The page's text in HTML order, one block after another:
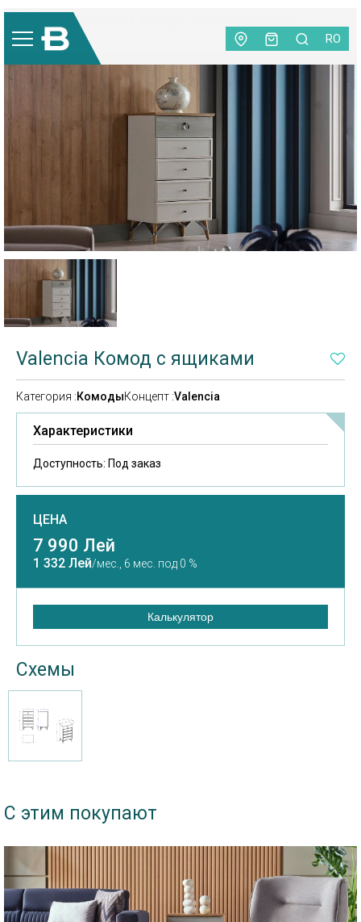
RO
Спальня
ящиками
Valencia Комод с ящиками
Категория :КомодыКонцепт :Valencia
Характеристики
Доступность: Под заказ
ЦЕНА
7 990 Лей
1 332 Лей/мес., 6 мес. под 0 %
Калькулятор
Схемы
С этим покупают